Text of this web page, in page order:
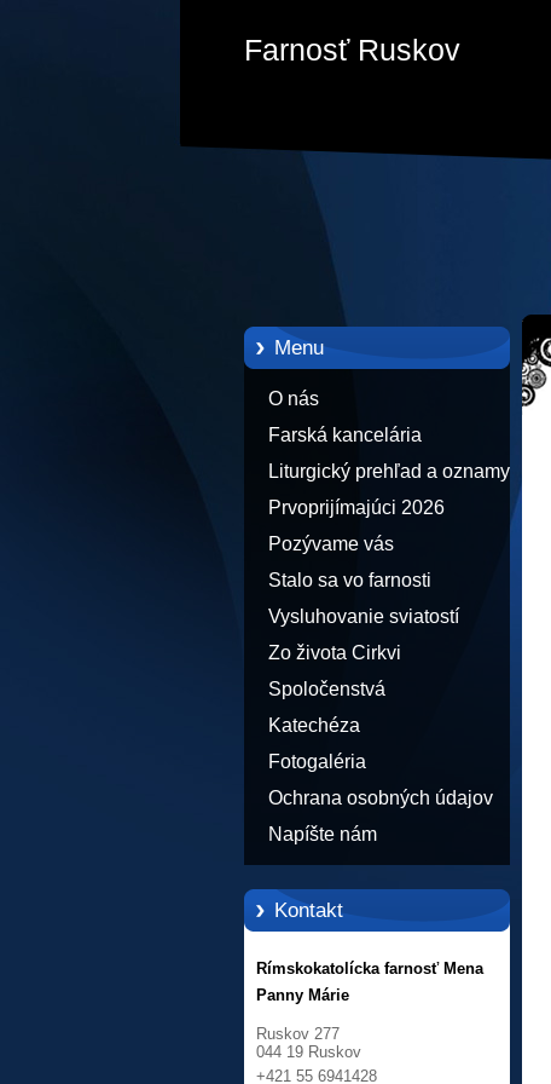
Farnosť Ruskov
Menu
O nás
Farská kancelária
Liturgický prehľad a oznamy
Prvoprijímajúci 2026
Pozývame vás
Stalo sa vo farnosti
Vysluhovanie sviatostí
Zo života Cirkvi
Spoločenstvá
Katechéza
Fotogaléria
Ochrana osobných údajov
Napíšte nám
Kontakt
Rímskokatolícka farnosť Mena
Panny Márie
Ruskov 277
044 19 Ruskov
+421 55 6941428